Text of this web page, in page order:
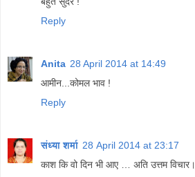
Reply
Anita 28 April 2014 at 14:49
आमीन...कोमल भाव !
Reply
संध्या शर्मा 28 April 2014 at 23:17
काश कि वो दिन भी आए … अति उत्तम